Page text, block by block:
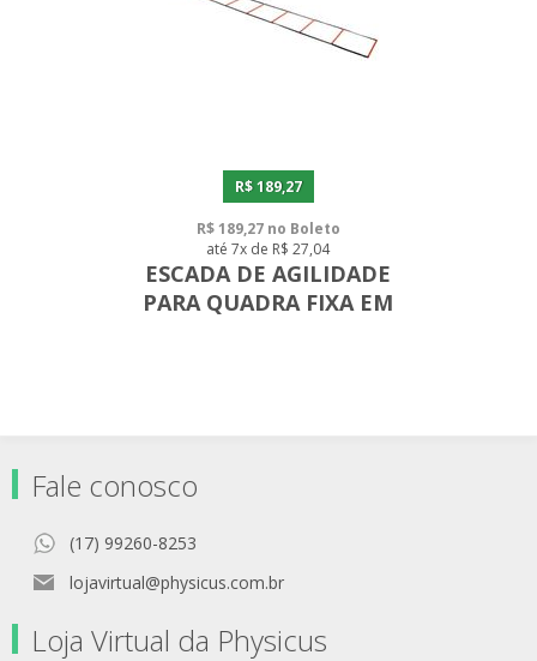
R$ 189,27
R$ 189,27 no Boleto
até 7x de R$ 27,04
ESCADA DE AGILIDADE
PARA QUADRA FIXA EM
Fale conosco
(17) 99260-8253
lojavirtual@physicus.com.br
Loja Virtual da Physicus